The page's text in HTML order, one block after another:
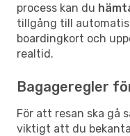
process kan du
tillgång till
boardingkort och
realtid.
Bagageregler
För att resan ska gå
viktigt att du